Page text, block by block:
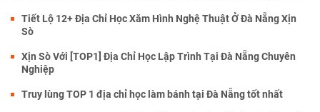
Tiết Lộ 12+ Địa Chỉ Học Xăm Hình Nghệ Thuật Ở Đà Nẵng Xịn
Sò
Xịn Sò Với [TOP1] Địa Chỉ Học Lập Trình Tại Đà Nẵng Chuyên
Nghiệp
Truy lùng TOP 1 địa chỉ học làm bánh tại Đà Nẵng tốt nhất